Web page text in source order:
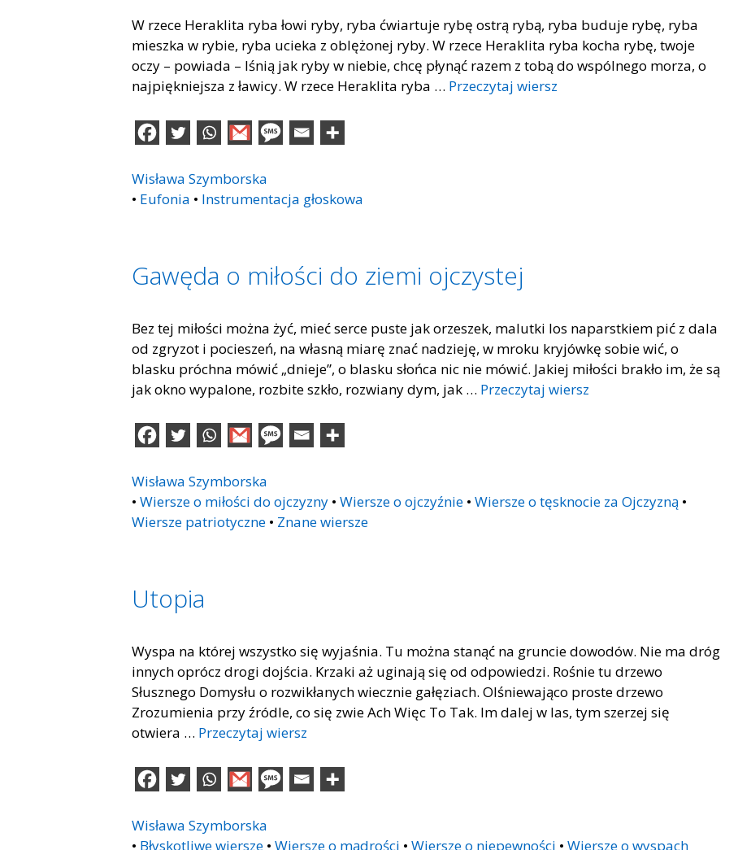
W rzece Heraklita ryba łowi ryby, ryba ćwiartuje rybę ostrą rybą, ryba buduje rybę, ryba
mieszka w rybie, ryba ucieka z oblężonej ryby. W rzece Heraklita ryba kocha rybę, twoje
oczy – powiada – lśnią jak ryby w niebie, chcę płynąć razem z tobą do wspólnego morza, o
najpiękniejsza z ławicy. W rzece Heraklita ryba … Przeczytaj wiersz
Wisława Szymborska
• Eufonia • Instrumentacja głoskowa
Gawęda o miłości do ziemi ojczystej
Bez tej miłości można żyć, mieć serce puste jak orzeszek, malutki los naparstkiem pić z dala
od zgryzot i pocieszeń, na własną miarę znać nadzieję, w mroku kryjówkę sobie wić, o
blasku próchna mówić „dnieje”, o blasku słońca nic nie mówić. Jakiej miłości brakło im, że są
jak okno wypalone, rozbite szkło, rozwiany dym, jak … Przeczytaj wiersz
Wisława Szymborska
• Wiersze o miłości do ojczyzny • Wiersze o ojczyźnie • Wiersze o tęsknocie za Ojczyzną •
Wiersze patriotyczne • Znane wiersze
Utopia
Wyspa na której wszystko się wyjaśnia. Tu można stanąć na gruncie dowodów. Nie ma dróg
innych oprócz drogi dojścia. Krzaki aż uginają się od odpowiedzi. Rośnie tu drzewo
Słusznego Domysłu o rozwikłanych wiecznie gałęziach. Olśniewająco proste drzewo
Zrozumienia przy źródle, co się zwie Ach Więc To Tak. Im dalej w las, tym szerzej się
otwiera … Przeczytaj wiersz
Wisława Szymborska
• Błyskotliwe wiersze • Wiersze o mądrości • Wiersze o niepewności • Wiersze o wyspach